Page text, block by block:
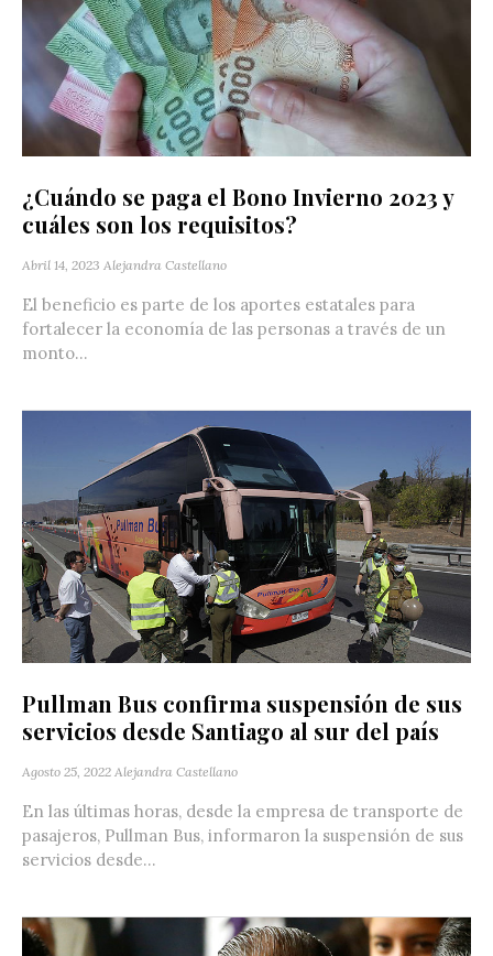
¿Cuándo se paga el Bono Invierno 2023 y
cuáles son los requisitos?
Abril 14, 2023 Alejandra Castellano
El beneficio es parte de los aportes estatales para
fortalecer la economía de las personas a través de un
monto...
Pullman Bus confirma suspensión de sus
servicios desde Santiago al sur del país
Agosto 25, 2022 Alejandra Castellano
En las últimas horas, desde la empresa de transporte de
pasajeros, Pullman Bus, informaron la suspensión de sus
servicios desde...